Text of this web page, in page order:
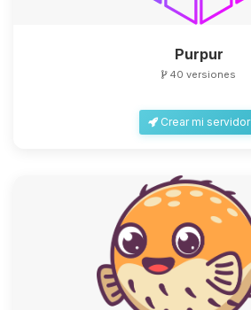
Purpur
40 versiones
Crear mi servidor